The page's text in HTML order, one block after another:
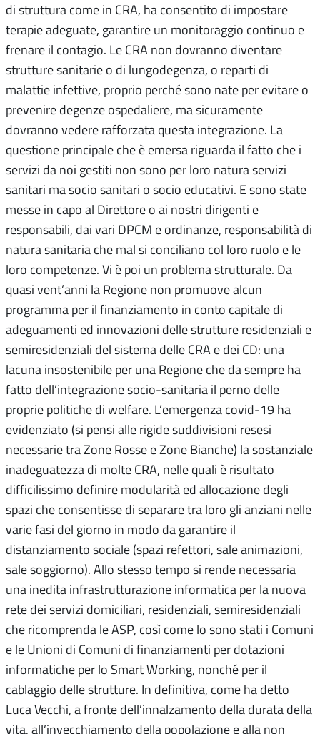
di struttura come in CRA, ha consentito di impostare
terapie adeguate, garantire un monitoraggio continuo e
frenare il contagio. Le CRA non dovranno diventare
strutture sanitarie o di lungodegenza, o reparti di
malattie infettive, proprio perché sono nate per evitare o
prevenire degenze ospedaliere, ma sicuramente
dovranno vedere rafforzata questa integrazione. La
questione principale che è emersa riguarda il fatto che i
servizi da noi gestiti non sono per loro natura servizi
sanitari ma socio sanitari o socio educativi. E sono state
messe in capo al Direttore o ai nostri dirigenti e
responsabili, dai vari DPCM e ordinanze, responsabilità di
natura sanitaria che mal si conciliano col loro ruolo e le
loro competenze. Vi è poi un problema strutturale. Da
quasi vent’anni la Regione non promuove alcun
programma per il finanziamento in conto capitale di
adeguamenti ed innovazioni delle strutture residenziali e
semiresidenziali del sistema delle CRA e dei CD: una
lacuna insostenibile per una Regione che da sempre ha
fatto dell’integrazione socio-sanitaria il perno delle
proprie politiche di welfare. L’emergenza covid-19 ha
evidenziato (si pensi alle rigide suddivisioni resesi
necessarie tra Zone Rosse e Zone Bianche) la sostanziale
inadeguatezza di molte CRA, nelle quali è risultato
difficilissimo definire modularità ed allocazione degli
spazi che consentisse di separare tra loro gli anziani nelle
varie fasi del giorno in modo da garantire il
distanziamento sociale (spazi refettori, sale animazioni,
sale soggiorno). Allo stesso tempo si rende necessaria
una inedita infrastrutturazione informatica per la nuova
rete dei servizi domiciliari, residenziali, semiresidenziali
che ricomprenda le ASP, così come lo sono stati i Comuni
e le Unioni di Comuni di finanziamenti per dotazioni
informatiche per lo Smart Working, nonché per il
cablaggio delle strutture. In definitiva, come ha detto
Luca Vecchi, a fronte dell’innalzamento della durata della
vita, all’invecchiamento della popolazione e alla non